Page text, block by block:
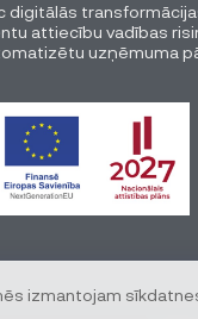
izmantojam
digitālās
attiecību vadības
uzņēmuma